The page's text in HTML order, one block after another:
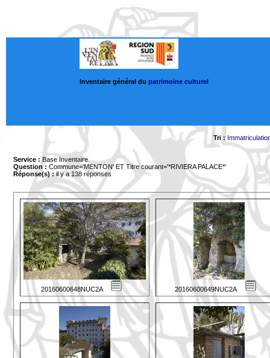
Inventaire général du patrimoine culturel
Tri :
Service : Base Inventaire
Question : Commune='MENTON' ET Titre courant='*RIVIERA PALACE*'
Réponse(s) :il y a 138 réponses
20160600648NUC2A 20160600649NUC2A